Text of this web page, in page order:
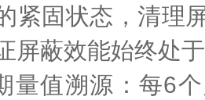
紧固状态，清理
屏蔽效能始终处
量值溯源 ：每6